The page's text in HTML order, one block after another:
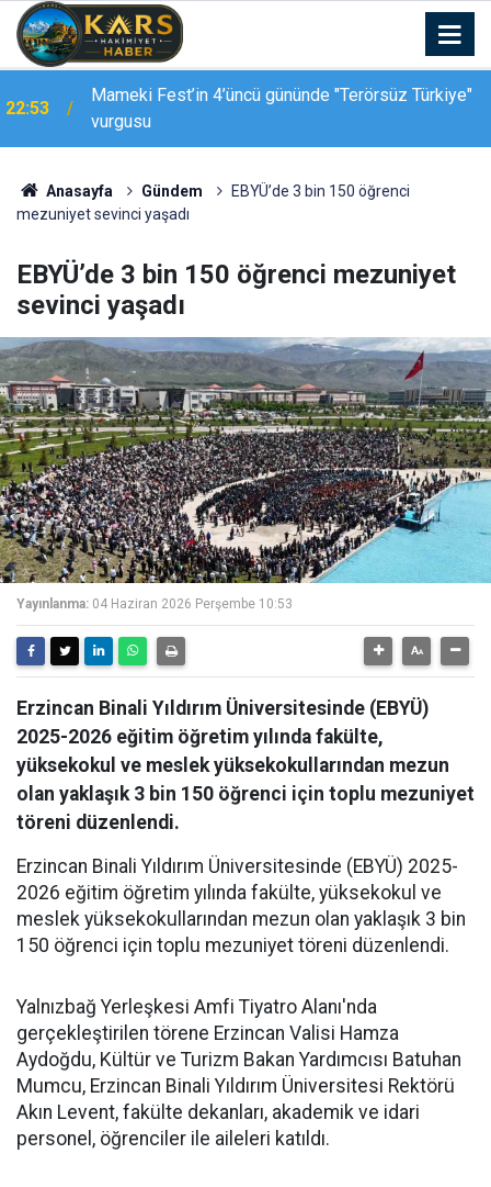
22:39
Kars-Akyaka yolcu treni arızalandı, hemzemin
geçitte araç kuyruğu oluştu
Anasayfa Gündem
EBYÜ’de 3 bin 150 öğrenci
mezuniyet sevinci yaşadı
EBYÜ’de 3 bin 150 öğrenci mezuniyet
sevinci yaşadı
Yayınlanma: 04 Haziran 2026 Perşembe 10:53
Erzincan Binali Yıldırım Üniversitesinde (EBYÜ)
2025-2026 eğitim öğretim yılında fakülte,
yüksekokul ve meslek yüksekokullarından mezun
olan yaklaşık 3 bin 150 öğrenci için toplu mezuniyet
töreni düzenlendi.
Erzincan Binali Yıldırım Üniversitesinde (EBYÜ) 2025-
2026 eğitim öğretim yılında fakülte, yüksekokul ve
meslek yüksekokullarından mezun olan yaklaşık 3 bin
150 öğrenci için toplu mezuniyet töreni düzenlendi.
Yalnızbağ Yerleşkesi Amfi Tiyatro Alanı'nda
gerçekleştirilen törene Erzincan Valisi Hamza
Aydoğdu, Kültür ve Turizm Bakan Yardımcısı Batuhan
Mumcu, Erzincan Binali Yıldırım Üniversitesi Rektörü
Akın Levent, fakülte dekanları, akademik ve idari
personel, öğrenciler ile aileleri katıldı.